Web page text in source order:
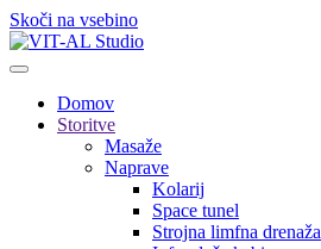
Skoči na vsebino
Domov
Storitve
Masaže
Naprave
Kolarij
Space tunel
Strojna limfna drenaža